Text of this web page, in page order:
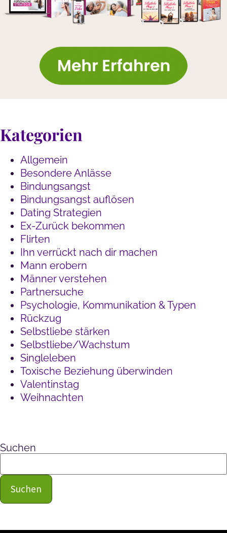
Kategorien
Allgemein
Besondere Anlässe
Bindungsangst
Bindungsangst auflösen
Dating Strategien
Ex-Zurück bekommen
Flirten
Ihn verrückt nach dir machen
Mann erobern
Männer verstehen
Partnersuche
Psychologie, Kommunikation & Typen
Rückzug
Selbstliebe stärken
Selbstliebe/Wachstum
Singleleben
Toxische Beziehung überwinden
Valentinstag
Weihnachten
Suchen
Suchen